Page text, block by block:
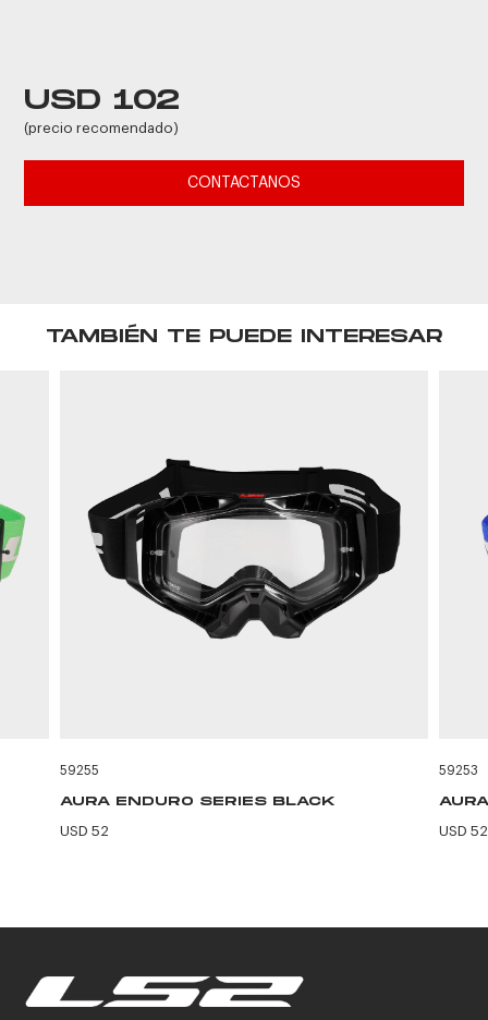
USD 102
(precio recomendado)
CONTACTANOS
TAMBIÉN TE PUEDE INTERESAR
59255
AURA ENDURO SERIES BLACK
USD 52
59253
USD 52